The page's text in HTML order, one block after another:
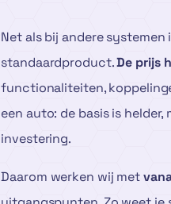
Net als bij andere systemen
standaardproduct.De prijs
functionaliteiten,
een auto: de basis is
investering.
Daarom werken wij met